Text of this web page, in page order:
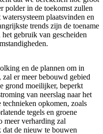
polder in de toekomst zullen
plaatsvinden en
trends zijn de toename
gebruik van gescheiden
en de plannen om in
er meer bebouwd gebied
grond moeilijker, beperkt
van neerslag naar het
opkomen, zoals
tegels en groene
meer verharding zal
de nieuw te bouwen